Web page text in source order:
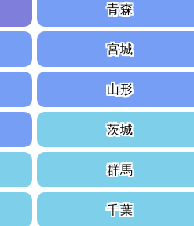
青森
宮城
山形
茨城
群馬
千葉